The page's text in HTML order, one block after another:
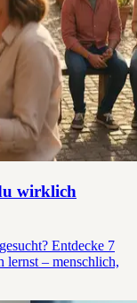
wirklich
Entdecke 7
lernst – menschlich,